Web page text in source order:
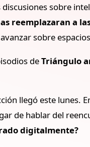
discusiones sobre
reemplazaran a
sobre
deTriángulo
llegó este lunes.
de hablar del
digitalmente?